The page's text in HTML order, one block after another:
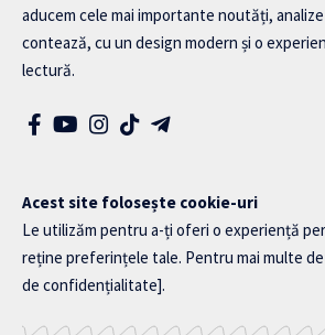
aducem cele mai importante noutăți,
contează, cu un design modern și o
lectură.
Acest site folosește cookie-uri
Le utilizăm pentru a-ți oferi o experiență
reține preferințele tale. Pentru mai multe
de confidențialitate].